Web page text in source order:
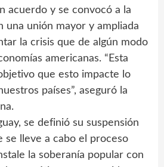
acuerdo y se convocó a la
una unión mayor y ampliada
la crisis que de algún modo
americanas. “Esta
que esto impacte lo
países”, aseguró la
se definió su suspensión
se lleve a cabo el proceso
la soberanía popular con